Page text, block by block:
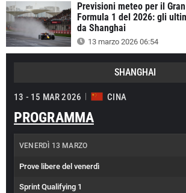
Previsioni meteo per il
Formula 1 del 2026: gli
da Shanghai
13 marzo 2026 06:54
SHANGHAI
13 - 15 MAR 2026 CINA
PROGRAMMA
VENERDÌ 13 MARZO
Prove libere del venerdì
Sprint Qualifying 1